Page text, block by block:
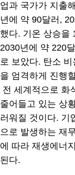
업과 국가가 지출
년에 약 90달러,
했다. 기온 상승을
2030년에 약 220
로 보았다. 탄소
을 엄격하게 진행
전 세계적으로 화
줄어들고 있는 상
러워질 것이다. 기
으로 발생하는 재
에 따라 재생에너
된다.